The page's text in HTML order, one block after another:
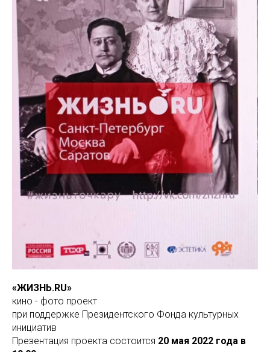
«ЖИЗНЬ.RU»
кино - фото проект
при поддержке Президентского Фонда культурных
инициатив
Презентация проекта состоится 20 мая 2022 года в